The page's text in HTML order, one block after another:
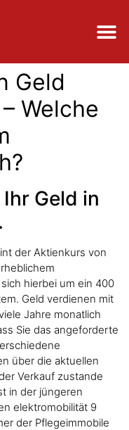
Geld
Welche
Geld in
der Aktienkurs von
hierbei um ein 400
Geld verdienen mit
Jahre monatlich
Sie das angeforderte
über die aktuellen
Verkauf zustande
in der jüngeren
elektromobilität 9
der Pflegeimmobile